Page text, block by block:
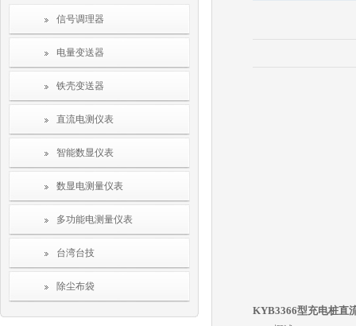
信号调理器
电量变送器
铁壳变送器
直流电测仪表
智能数显仪表
数显电测量仪表
多功能电测量仪表
台湾台技
除尘布袋
KYB3366型充电桩直